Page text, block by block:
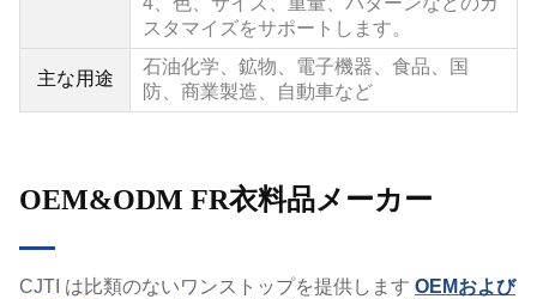
スタマイズをサポートします。
主な用途
石油化学、鉱物、電子機器、食品、国
防、商業製造、自動車など
OEM&ODM FR衣料品メーカー
CJTI は比類のないワンストップを提供します OEMおよび